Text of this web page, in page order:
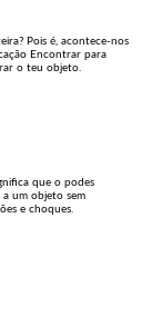
Pois é, acontece-nos
Encontrar para
o teu objeto.
que o podes
a um objeto sem
e choques.